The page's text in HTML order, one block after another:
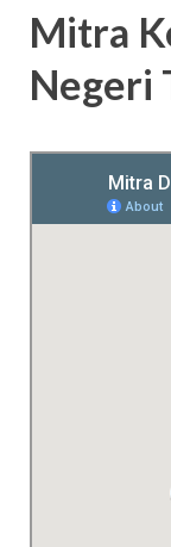
Mitra
Negeri